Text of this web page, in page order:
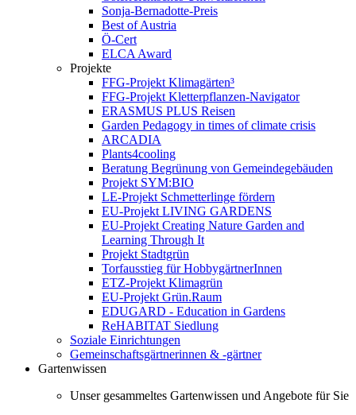
Sonja-Bernadotte-Preis
Best of Austria
Ö-Cert
ELCA Award
Projekte
FFG-Projekt Klimagärten³
FFG-Projekt Kletterpflanzen-Navigator
ERASMUS PLUS Reisen
Garden Pedagogy in times of climate crisis
ARCADIA
Plants4cooling
Beratung Begrünung von Gemeindegebäuden
Projekt SYM:BIO
LE-Projekt Schmetterlinge fördern
EU-Projekt LIVING GARDENS
EU-Projekt Creating Nature Garden and
Learning Through It
Projekt Stadtgrün
Torfausstieg für HobbygärtnerInnen
ETZ-Projekt Klimagrün
EU-Projekt Grün.Raum
EDUGARD - Education in Gardens
ReHABITAT Siedlung
Soziale Einrichtungen
Gemeinschaftsgärtnerinnen & -gärtner
Gartenwissen
Unser gesammeltes Gartenwissen und Angebote für Sie